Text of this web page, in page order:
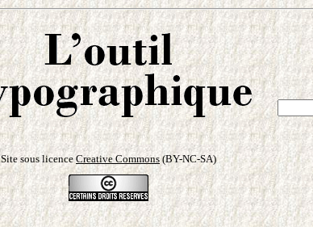
Site sous licenceCreative Commons(BY-NC-SA)